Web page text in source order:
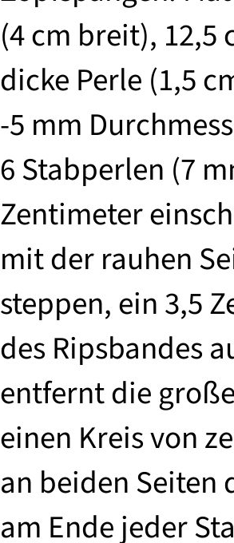
(4 cm breit),
dicke Perle (1,5
-5 mm
6 Stabperlen (7
Zentimeter
mit der rauhen
steppen, ein 3,5
des Ripsbandes
entfernt die
einen Kreis von
an beiden
am Ende jeder